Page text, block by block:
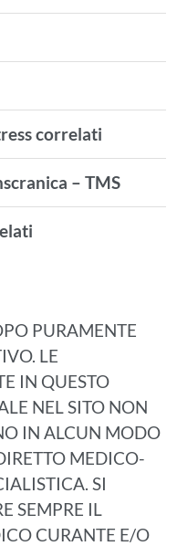
correlati
– TMS
PURAMENTE
LE
IN QUESTO
NEL SITO NON
IN ALCUN MODO
MEDICO-
SI
SEMPRE IL
CURANTE E/O